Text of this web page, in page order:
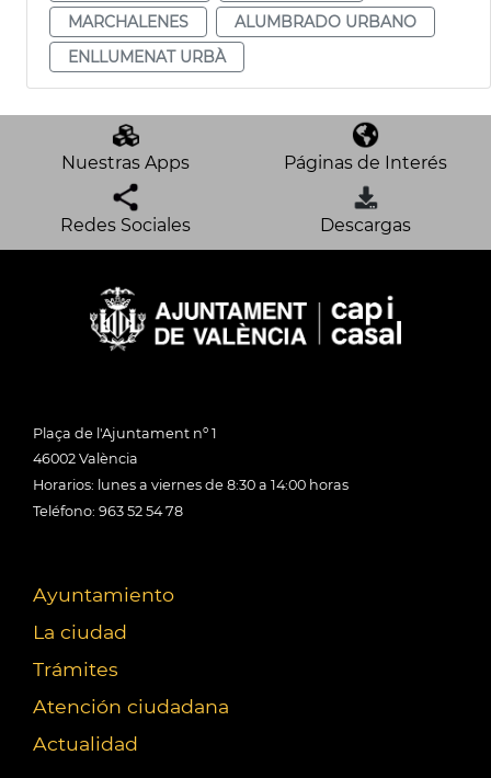
MARCHALENES
ALUMBRADO URBANO
ENLLUMENAT URBÀ
Nuestras Apps Páginas de Interés
Redes Sociales Descargas
Plaça de l'Ajuntament nº 1
46002 València
Horarios: lunes a viernes de 8:30 a 14:00 horas
Teléfono: 963 52 54 78
Ayuntamiento
La ciudad
Trámites
Atención ciudadana
Actualidad